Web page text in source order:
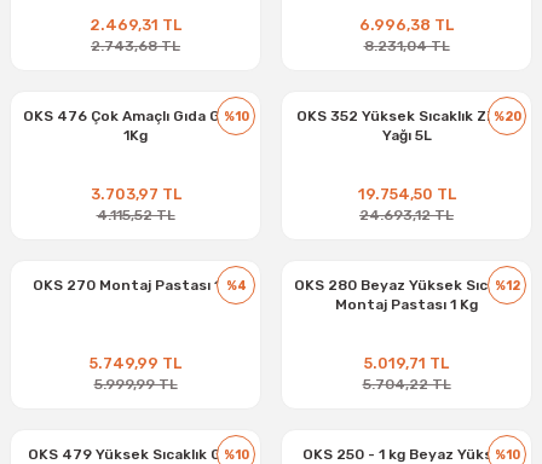
2.469,31 TL
2.743,68 TL
6.996,38 TL
8.231,04 TL
%10
OKS 476 Çok Amaçlı Gıda Gresi
1Kg
3.703,97 TL
4.115,52 TL
%20
OKS 352 Yüksek Sıcaklık Zincir
Yağı 5L
19.754,50 TL
24.693,12 TL
%4
OKS 270 Montaj Pastası 1Kg
5.749,99 TL
5.999,99 TL
%12
OKS 280 Beyaz Yüksek Sıcaklık
Montaj Pastası 1 Kg
5.019,71 TL
5.704,22 TL
%10
OKS 479 Yüksek Sıcaklık Gıda
%10
OKS 250 - 1 kg Beyaz Yüksek